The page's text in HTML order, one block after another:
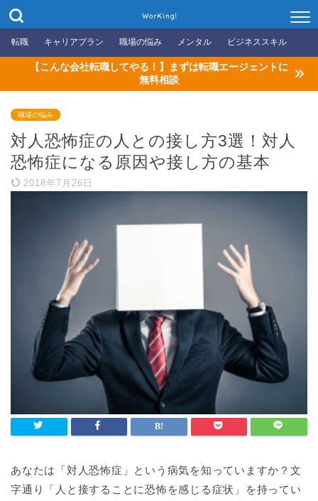
WorKing!
転職 キャリアプラン 職場の悩み メンタル ビジネススキル
【こんな会社転職してやる！】まずは転職エージェントに
無料相談
職場の悩み
対人恐怖症の人との接し方3選！対人
恐怖症になる原因や接し方の基本
2018年7月26日
あなたは「対人恐怖症」という病気を知っていますか？文
字通り「人と接することに恐怖を感じる症状」を持ってい